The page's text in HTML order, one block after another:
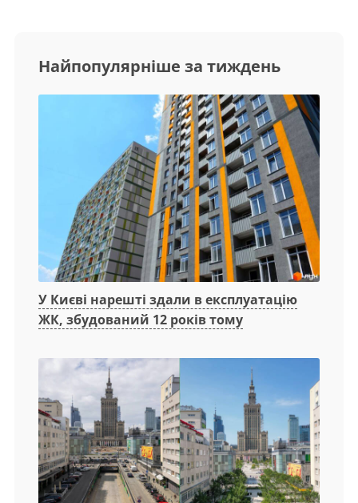
Найпопулярніше за тиждень
У Києві нарешті здали в експлуатацію
ЖК, збудований 12 років тому